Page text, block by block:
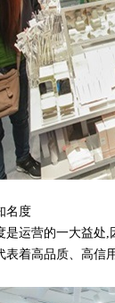
度
营的一大益处,
表着高品质、高信